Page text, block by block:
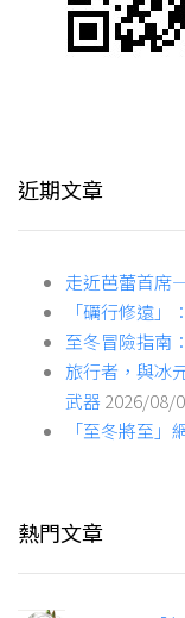
近期文章
走近芭蕾首席
「礪行修遠」
至冬冒險指
旅行者，與冰
武器2026/08/
「至冬將至」
熱門文章